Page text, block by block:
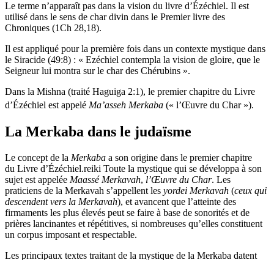
Le terme n’apparaît pas dans la vision du livre d’Ézéchiel. Il est
utilisé dans le sens de char divin dans le Premier livre des
Chroniques (1Ch 28,18).
Il est appliqué pour la première fois dans un contexte mystique dans
le Siracide (49:8) : « Ezéchiel contempla la vision de gloire, que le
Seigneur lui montra sur le char des Chérubins ».
Dans la Mishna (traité Haguiga 2:1), le premier chapitre du Livre
d’Ézéchiel est appelé Ma’asseh Merkaba (« l’Œuvre du Char »).
La Merkaba dans le judaïsme
Le concept de la Merkaba a son origine dans le premier chapitre
du Livre d’Ézéchiel.reiki Toute la mystique qui se développa à son
sujet est appelée Maassé Merkavah, l’Œuvre du Char. Les
praticiens de la Merkavah s’appellent les yordei Merkavah (ceux qui
descendent vers la Merkavah), et avancent que l’atteinte des
firmaments les plus élevés peut se faire à base de sonorités et de
prières lancinantes et répétitives, si nombreuses qu’elles constituent
un corpus imposant et respectable.
Les principaux textes traitant de la mystique de la Merkaba datent